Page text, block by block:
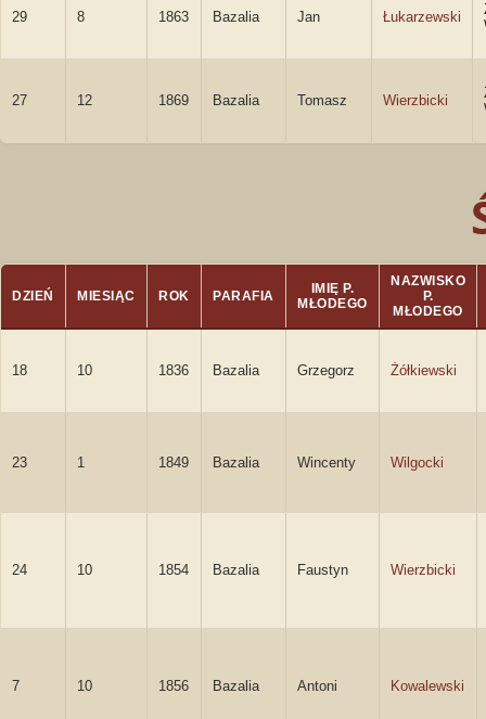
29 8 1863 Bazalia Jan Łukarzewski
27 12 1869 Bazalia Tomasz Wierzbicki
DZIEŃ MIESIĄC ROK PARAFIA
IMIĘ P.
MŁODEGO
NAZWISKO
P.
MŁODEGO
18 10 1836 Bazalia Grzegorz Żółkiewski
23 1 1849 Bazalia Wincenty Wilgocki
24 10 1854 Bazalia Faustyn Wierzbicki
7 10 1856 Bazalia Antoni Kowalewski